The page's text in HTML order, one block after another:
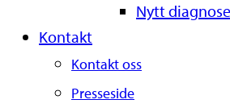
Nytt
Kontakt
Kontakt oss
Presseside